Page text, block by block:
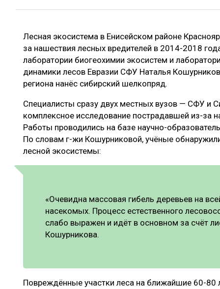
ПРОИЗВОДСТВО ДРЕВЕСНЫХ ПЛИТ
ЦБП
Лесная экосистема в Енисейском районе
за нашествия лесных вредителей в 2014-2018
лаборатории биогеохимии экосистем и
динамики лесов Евразии СФУ Наталья
региона нанёс сибирский шелкопряд.
Специалисты сразу двух местных вузов — СФУ и
комплексное исследование пострадавшей из-за
Работы проводились на базе научно-
По словам г-жи Кошурниковой, учёные
лесной экосистемы:
«Очевидна массовая гибель деревьев на
насекомых. Процесс естественного
слабо выражен и идёт в основном за счёт
Кошурникова.
Повреждённые участки леса на ближайшие 60-80